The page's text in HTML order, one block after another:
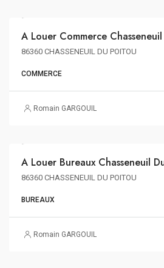
A Louer Commerce
86360 CHASSENEUIL DU POITOU
COMMERCE
Romain GARGOUIL
A Louer Bureaux Chasseneuil
86360 CHASSENEUIL DU POITOU
BUREAUX
Romain GARGOUIL